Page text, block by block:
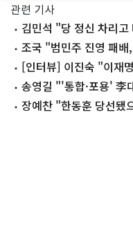
관련 기사
김민석 "당 정신 차리
조국 "범민주 진영 패
[인터뷰] 이진숙 "이재
려 하나"
송영길 "'통합·포용' 李
격려"
장예찬 "한동훈 당선됐